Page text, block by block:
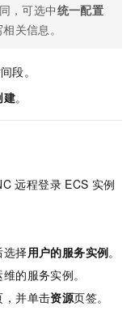
，可选中统一配置
关信息。
段。
建。
远程登录 ECS 实例
选择用户的服务实例。
的服务实例。
，并单击资源页签。